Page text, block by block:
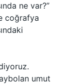
ne var?”
coğrafya
umut